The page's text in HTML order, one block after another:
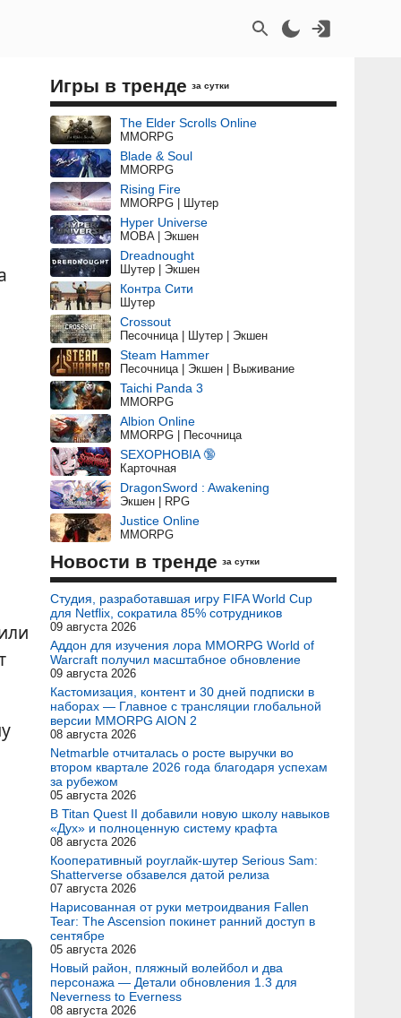
Игры в тренде за сутки
The Elder Scrolls Online
MMORPG
Blade & Soul
MMORPG
Rising Fire
MMORPG | Шутер
Hyper Universe
MOBA | Экшен
Dreadnought
Шутер | Экшен
Контра Сити
Шутер
Crossout
Песочница | Шутер | Экшен
Steam Hammer
Песочница | Экшен | Выживание
Taichi Panda 3
MMORPG
Albion Online
MMORPG | Песочница
SEXOPHOBIA 🔞
Карточная
DragonSword : Awakening
Экшен | RPG
Justice Online
MMORPG
Новости в тренде за сутки
Студия, разработавшая игру FIFA World Cup
для Netflix, сократила 85% сотрудников
09 августа 2026
Аддон для изучения лора MMORPG World of
Warcraft получил масштабное обновление
09 августа 2026
Кастомизация, контент и 30 дней подписки в
наборах — Главное с трансляции глобальной
версии MMORPG AION 2
08 августа 2026
Netmarble отчиталась о росте выручки во
втором квартале 2026 года благодаря успехам
за рубежом
05 августа 2026
В Titan Quest II добавили новую школу навыков
«Дух» и полноценную систему крафта
08 августа 2026
Кооперативный роуглайк-шутер Serious Sam:
Shatterverse обзавелся датой релиза
07 августа 2026
Нарисованная от руки метроидвания Fallen
Tear: The Ascension покинет ранний доступ в
сентябре
05 августа 2026
Новый район, пляжный волейбол и два
персонажа — Детали обновления 1.3 для
Neverness to Everness
08 августа 2026